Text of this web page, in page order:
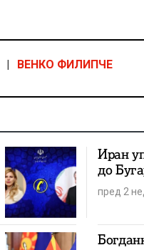
ВЕНКО ФИЛИПЧЕ
Иран
до
пред 2